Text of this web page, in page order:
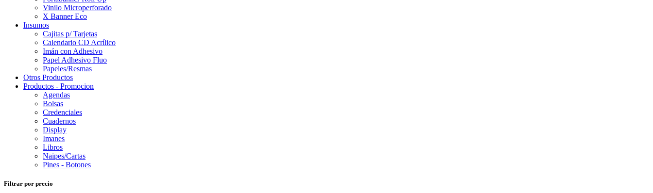
Vinilo Microperforado
X Banner Eco
Insumos
Cajitas p/ Tarjetas
Calendario CD Acrílico
Imán con Adhesivo
Papel Adhesivo Fluo
Papeles/Resmas
Otros Productos
Productos - Promocion
Agendas
Bolsas
Credenciales
Cuadernos
Display
Imanes
Libros
Naipes/Cartas
Pines - Botones
Filtrar por precio